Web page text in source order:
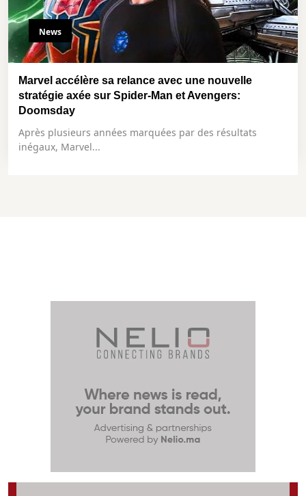
News
Marvel accélère sa relance avec une nouvelle
stratégie axée sur Spider-Man et Avengers:
Doomsday
Après plusieurs années marquées par des résultats
inégaux, Marvel...